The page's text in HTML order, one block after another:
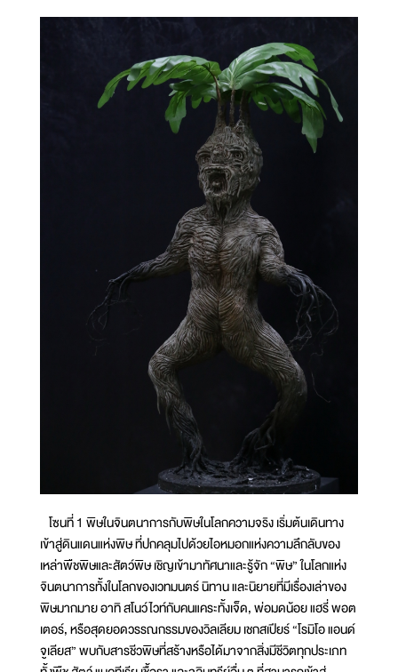
โซนที่ 1 พิษในจินตนาการกับพิษในโลกความจริง เริ่มต้นเดินทาง
เข้าสู่ดินแดนแห่งพิษ ที่ปกคลุมไปด้วยไอหมอกแห่งความลึกลับของ
เหล่าพืชพิษและสัตว์พิษ เชิญเข้ามาทัศนาและรู้จัก “พิษ” ในโลกแห่ง
จินตนาการทั้งในโลกของเวทมนตร์ นิทาน และนิยายที่มีเรื่องเล่าของ
พิษมากมาย อาทิ สโนว์ไวท์กับคนแคระทั้งเจ็ด, พ่อมดน้อย แฮรี่ พอต
เตอร์, หรือสุดยอดวรรณกรรมของวิลเลียม เชกสเปียร์ “โรมิโอ แอนด์
จูเลียส” พบกับสารชีวพิษที่สร้างหรือได้มาจากสิ่งมีชีวิตทุกประเภท